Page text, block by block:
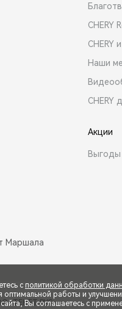
CHERY
CHERY
Наши
CHERY
Акции
Выгоды
Маршала
«ТЕНЕТ РУС»
с политикой обработки
работы и
Вы соглашаетесь с